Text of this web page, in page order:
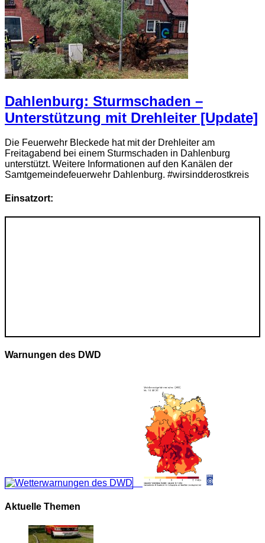
Dahlenburg: Sturmschaden –
Unterstützung mit Drehleiter [Update]
Die Feuerwehr Bleckede hat mit der Drehleiter am
Freitagabend bei einem Sturmschaden in Dahlenburg
unterstützt. Weitere Informationen auf den Kanälen der
Samtgemeindefeuerwehr Dahlenburg. #wirsindderostkreis
Einsatzort:
Warnungen des DWD
Aktuelle Themen